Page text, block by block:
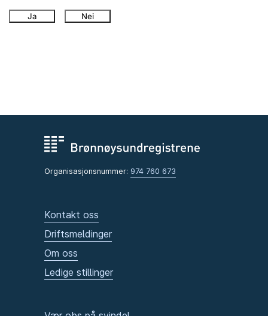
Ja Nei
Organisasjonsnummer: 974 760 673
Kontakt oss
Driftsmeldinger
Om oss
Ledige stillinger